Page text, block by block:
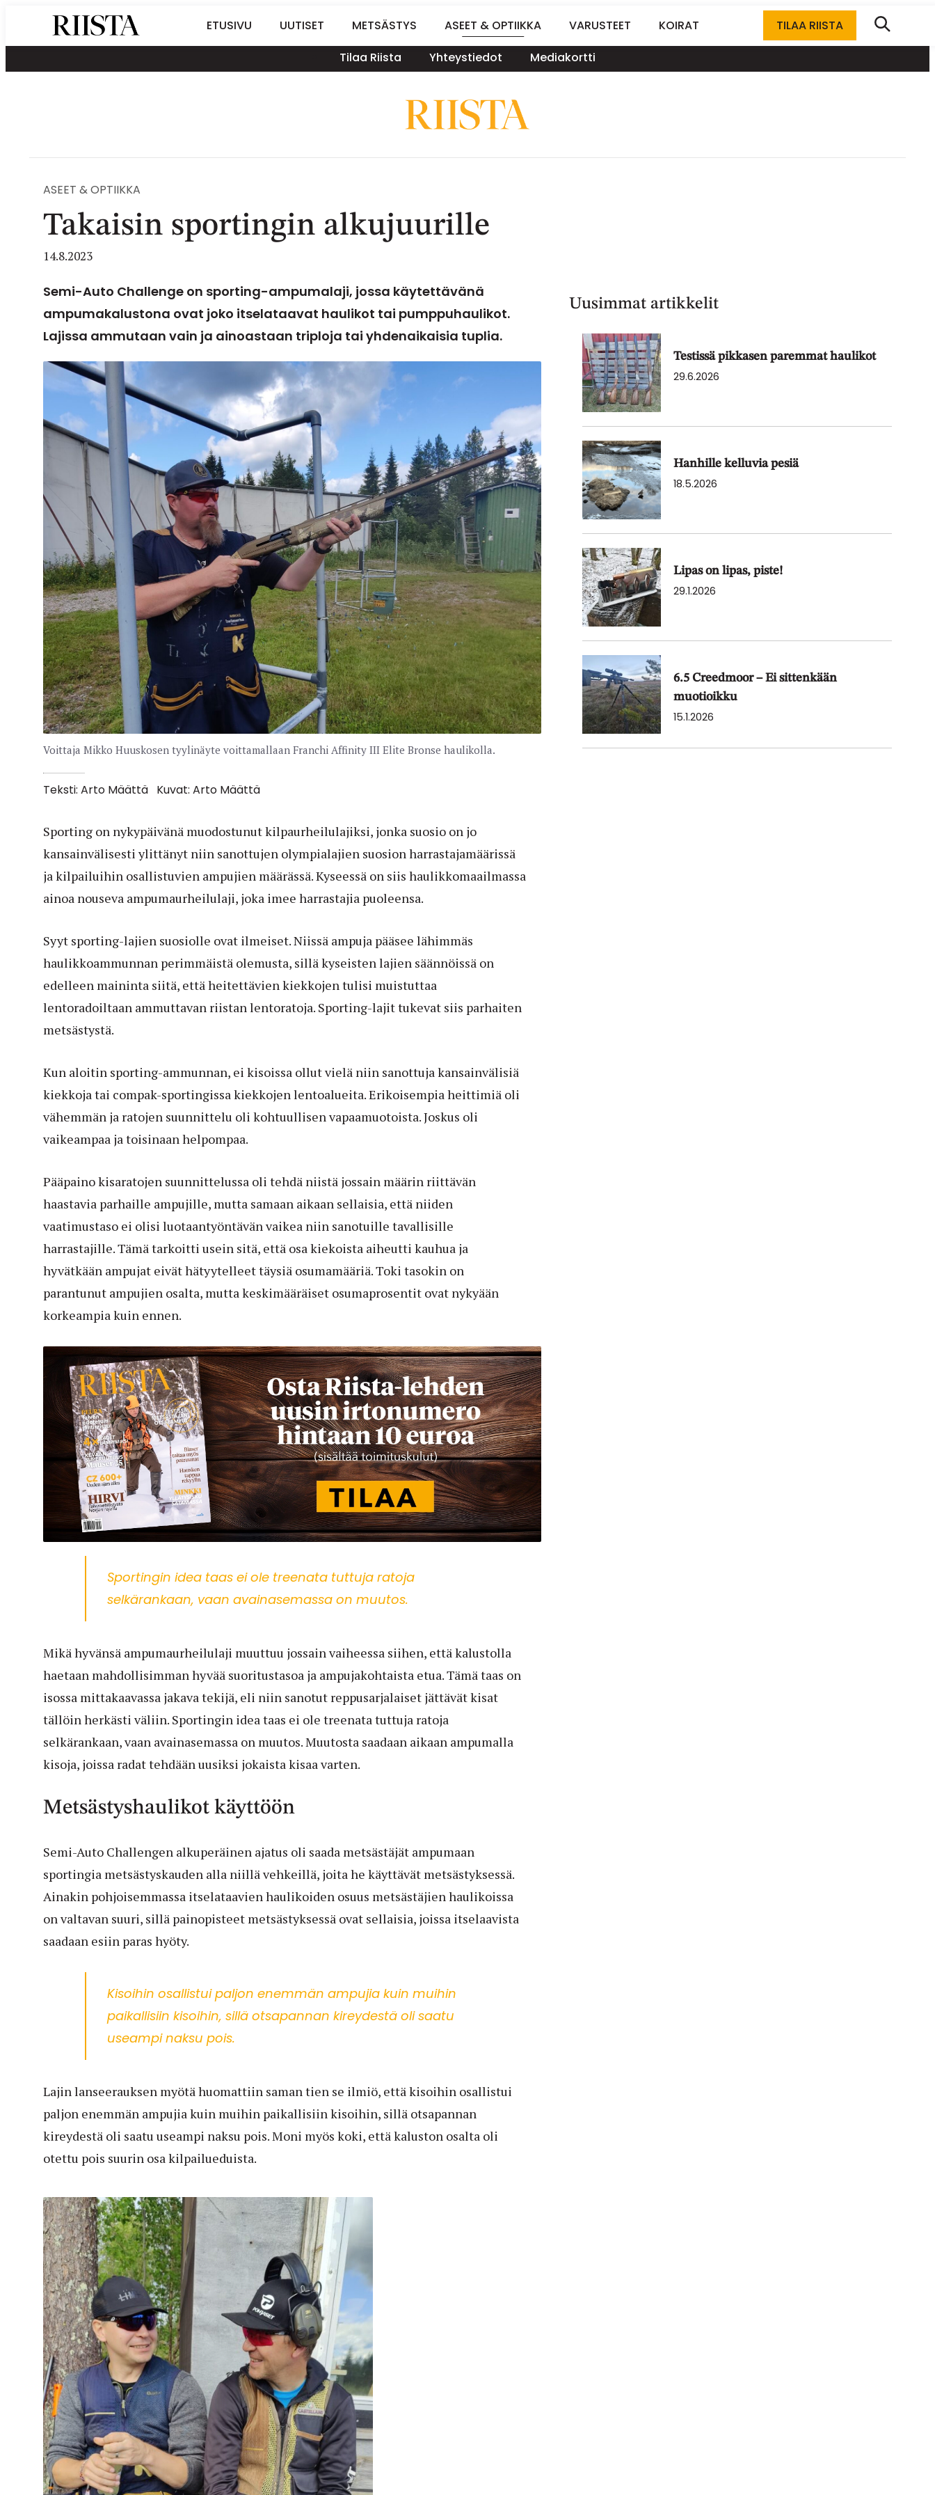
sisältöön
Riistalehti.fi
Metsästyksen
erikoislehti
ETUSIVU UUTISET METSÄSTYS ASEET & OPTIIKKA VARUSTEET KOIRAT
TILAA RIISTA
Tilaa Riista
Yhteystiedot Mediakortti
ASEET & OPTIIKKA
Takaisin sportingin alkujuurille
14.8.2023
Semi-Auto Challenge on sporting-ampumalaji, jossa käytettävänä
ampumakalustona ovat joko itselataavat haulikot tai pumppuhaulikot.
Lajissa ammutaan vain ja ainoastaan triploja tai yhdenaikaisia tuplia.
Voittaja Mikko Huuskosen tyylinäyte voittamallaan Franchi Affinity III Elite Bronse haulikolla.
Teksti: Arto Määttä Kuvat: Arto Määttä
Sporting on nykypäivänä muodostunut kilpaurheilulajiksi, jonka suosio on jo
kansainvälisesti ylittänyt niin sanottujen olympialajien suosion harrastajamäärissä
ja kilpailuihin osallistuvien ampujien määrässä. Kyseessä on siis haulikkomaailmassa
ainoa nouseva ampumaurheilulaji, joka imee harrastajia puoleensa.
Syyt sporting-lajien suosiolle ovat ilmeiset. Niissä ampuja pääsee lähimmäs
haulikkoammunnan perimmäistä olemusta, sillä kyseisten lajien säännöissä on
edelleen maininta siitä, että heitettävien kiekkojen tulisi muistuttaa
lentoradoiltaan ammuttavan riistan lentoratoja. Sporting-lajit tukevat siis parhaiten
metsästystä.
Kun aloitin sporting-ammunnan, ei kisoissa ollut vielä niin sanottuja kansainvälisiä
kiekkoja tai compak-sportingissa kiekkojen lentoalueita. Erikoisempia heittimiä oli
vähemmän ja ratojen suunnittelu oli kohtuullisen vapaamuotoista. Joskus oli
vaikeampaa ja toisinaan helpompaa.
Pääpaino kisaratojen suunnittelussa oli tehdä niistä jossain määrin riittävän
haastavia parhaille ampujille, mutta samaan aikaan sellaisia, että niiden
vaatimustaso ei olisi luotaantyöntävän vaikea niin sanotuille tavallisille
harrastajille. Tämä tarkoitti usein sitä, että osa kiekoista aiheutti kauhua ja
hyvätkään ampujat eivät hätyytelleet täysiä osumamääriä. Toki tasokin on
parantunut ampujien osalta, mutta keskimääräiset osumaprosentit ovat nykyään
korkeampia kuin ennen.
Sportingin idea taas ei ole treenata tuttuja ratoja
selkärankaan, vaan avainasemassa on muutos.
Mikä hyvänsä ampumaurheilulaji muuttuu jossain vaiheessa siihen, että kalustolla
haetaan mahdollisimman hyvää suoritustasoa ja ampujakohtaista etua. Tämä taas on
isossa mittakaavassa jakava tekijä, eli niin sanotut reppusarjalaiset jättävät kisat
tällöin herkästi väliin. Sportingin idea taas ei ole treenata tuttuja ratoja
selkärankaan, vaan avainasemassa on muutos. Muutosta saadaan aikaan ampumalla
kisoja, joissa radat tehdään uusiksi jokaista kisaa varten.
Metsästyshaulikot käyttöön
Semi-Auto Challengen alkuperäinen ajatus oli saada metsästäjät ampumaan
sportingia metsästyskauden alla niillä vehkeillä, joita he käyttävät metsästyksessä.
Ainakin pohjoisemmassa itselataavien haulikoiden osuus metsästäjien haulikoissa
on valtavan suuri, sillä painopisteet metsästyksessä ovat sellaisia, joissa itselaavista
saadaan esiin paras hyöty.
Kisoihin osallistui paljon enemmän ampujia kuin muihin
paikallisiin kisoihin, sillä otsapannan kireydestä oli saatu
useampi naksu pois.
Lajin lanseerauksen myötä huomattiin saman tien se ilmiö, että kisoihin osallistui
paljon enemmän ampujia kuin muihin paikallisiin kisoihin, sillä otsapannan
kireydestä oli saatu useampi naksu pois. Moni myös koki, että kaluston osalta oli
otettu pois suurin osa kilpailueduista.
Uusimmat artikkelit
Testissä pikkasen paremmat haulikot
29.6.2026
Hanhille kelluvia pesiä
18.5.2026
Lipas on lipas, piste!
29.1.2026
6.5 Creedmoor – Ei sittenkään
muotioikku
15.1.2026